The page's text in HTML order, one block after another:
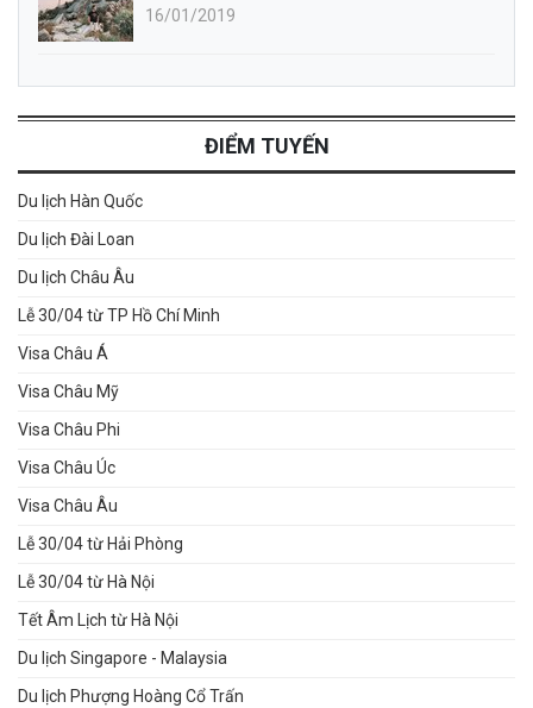
16/01/2019
ĐIỂM TUYẾN
Du lịch Hàn Quốc
Du lịch Đài Loan
Du lịch Châu Âu
Lễ 30/04 từ TP Hồ Chí Minh
Visa Châu Á
Visa Châu Mỹ
Visa Châu Phi
Visa Châu Úc
Visa Châu Âu
Lễ 30/04 từ Hải Phòng
Lễ 30/04 từ Hà Nội
Tết Âm Lịch từ Hà Nội
Du lịch Singapore - Malaysia
Du lịch Phượng Hoàng Cổ Trấn